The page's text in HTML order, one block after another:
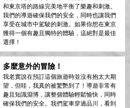
和東京塔的路線完美地平衡了樂趣和刺激。
我們的導遊確保我們的安全，同時也讓我們
享受在城市中駕駛的刺激。如果你想在東京
獲得一個有趣且獨特的體驗，這絕對是最佳
選擇！
多麼意外的冒險！
我老實說在預訂這個旅遊時並沒有抱太大期
望，但哇，我真的被驚艷到了！導遊非常有
趣且知識淵博，讓整個體驗輕鬆愉快，同時
確保我們的安全。我們駕車穿過品川，看到